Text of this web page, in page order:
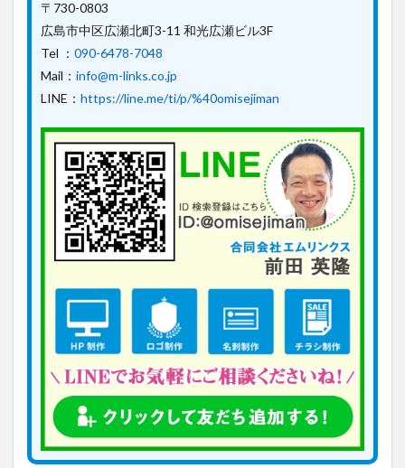
〒730-0803
広島市中区広瀬北町3-11 和光広瀬ビル3F
Tel ： 090-6478-7048
Mail： info@m-links.co.jp
LINE： https://line.me/ti/p/%40omisejiman